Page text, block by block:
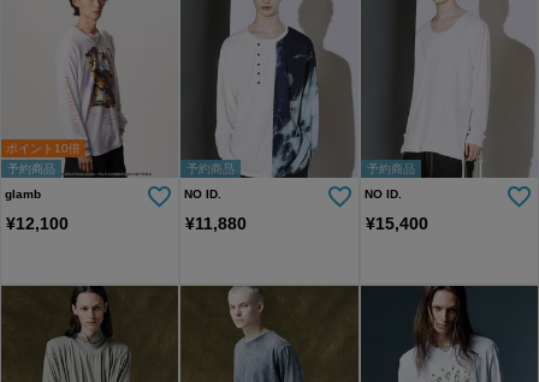
予約商品
ポイント10倍
glamb
¥12,100
予約商品
NO ID.
¥11,880
予約商品
NO ID.
¥15,400